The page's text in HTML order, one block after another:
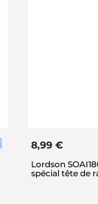
8,99 €
Lordson
spécial tête de